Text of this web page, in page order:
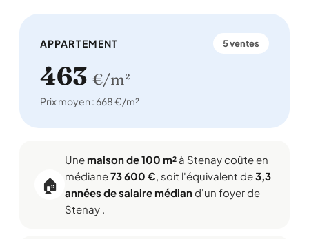
APPARTEMENT 5 ventes
463 €/m²
Prix moyen : 668 €/m²
🏠
Une maison de 100 m² à Stenay coûte en
médiane73 600 €, soit l'équivalent de3,3
années de salaire médiand'un foyer de
Stenay .